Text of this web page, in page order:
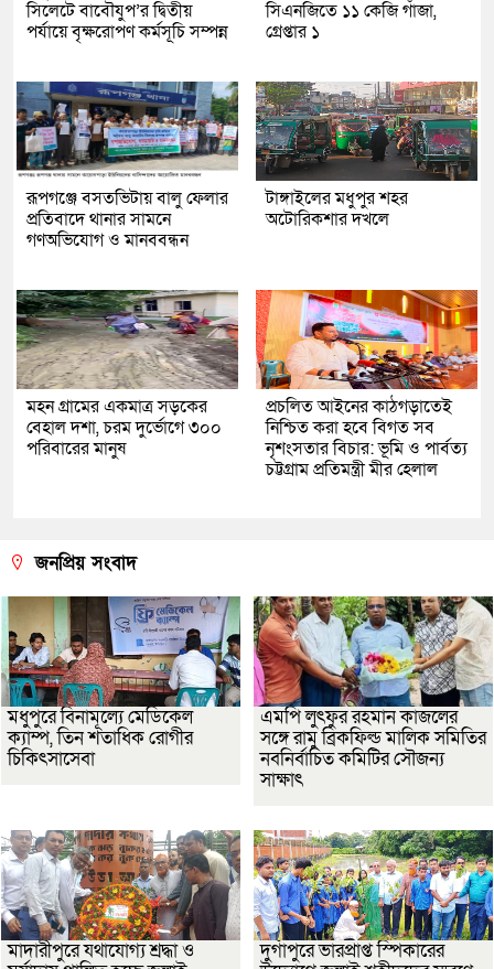
সিলেটে বাবৌযুপ’র দ্বিতীয়
পর্যায়ে বৃক্ষরোপণ কর্মসূচি সম্পন্ন
সিএনজিতে ১১ কেজি গাঁজা,
গ্রেপ্তার ১
রূপগঞ্জে বসতভিটায় বালু ফেলার
প্রতিবাদে থানার সামনে
গণঅভিযোগ ও মানববন্ধন
টাঙ্গাইলের মধুপুর শহর
অটোরিকশার দখলে
মহন গ্রামের একমাত্র সড়কের
বেহাল দশা, চরম দুর্ভোগে ৩০০
পরিবারের মানুষ
প্রচলিত আইনের কাঠগড়াতেই
নিশ্চিত করা হবে বিগত সব
নৃশংসতার বিচার: ভূমি ও পার্বত্য
চট্টগ্রাম প্রতিমন্ত্রী মীর হেলাল
জনপ্রিয় সংবাদ
মধুপুরে বিনামূল্যে মেডিকেল
ক্যাম্প, তিন শতাধিক রোগীর
চিকিৎসাসেবা
এমপি লুৎফুর রহমান কাজলের
সঙ্গে রামু ব্রিকফিল্ড মালিক সমিতির
নবনির্বাচিত কমিটির সৌজন্য
সাক্ষাৎ
মাদারীপুরে যথাযোগ্য শ্রদ্ধা ও
দুর্গাপুরে ভারপ্রাপ্ত স্পিকারের